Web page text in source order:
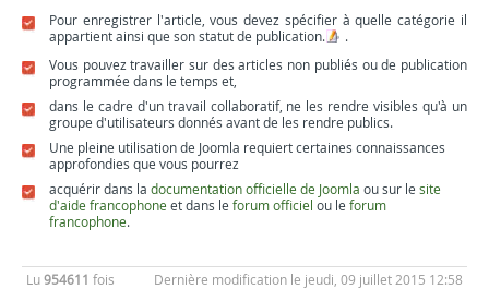
Pour enregistrer l'article, vous devez spécifier à quelle catégorie il
appartient ainsi que son statut de publication.
.
Vous pouvez travailler sur des articles non publiés ou de publication
programmée dans le temps et,
dans le cadre d'un travail collaboratif, ne les rendre visibles qu'à un
groupe d'utilisateurs donnés avant de les rendre publics.
Une pleine utilisation de Joomla requiert certaines connaissances
approfondies que vous pourrez
acquérir dans la documentation officielle de Joomla ou sur le site
d'aide francophone et dans le forum officiel ou le forum
francophone.
Lu 954611 fois Dernière modification le jeudi, 09 juillet 2015 12:58